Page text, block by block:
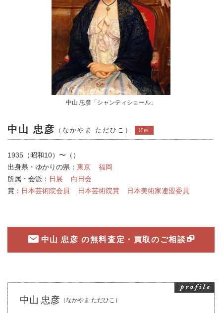
中山 忠彦「シャンティショール」
中山 忠彦 （なかやま ただひこ） 洋画
1935（昭和10）〜（）
出身県・ゆかりの県： 東京
福岡
所属・会派： 日展
白日会
賞： 日本芸術院会員 日本芸術院賞 日本美術家連盟委員
中山 忠彦 の無料査定・買取のご相談
中山 忠彦 （なかやま ただひこ）